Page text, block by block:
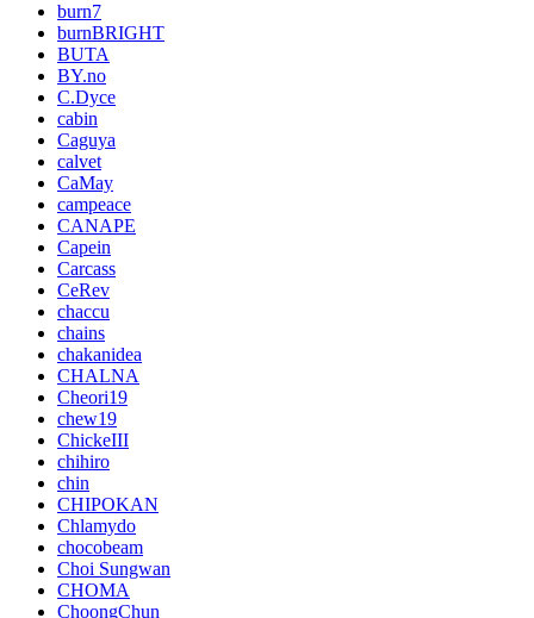
burn7
burnBRIGHT
BUTA
BY.no
C.Dyce
cabin
Caguya
calvet
CaMay
campeace
CANAPE
Capein
Carcass
CeRev
chaccu
chains
chakanidea
CHALNA
Cheori19
chew19
ChickeIII
chihiro
chin
CHIPOKAN
Chlamydo
chocobeam
Choi Sungwan
CHOMA
ChoongChun